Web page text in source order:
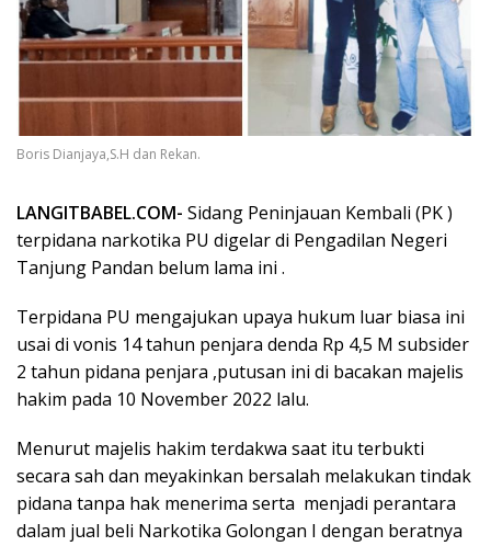
Boris Dianjaya,S.H dan Rekan.
LANGITBABEL.COM- Sidang Peninjauan Kembali (PK )
terpidana narkotika PU digelar di Pengadilan Negeri
Tanjung Pandan belum lama ini .
Terpidana PU mengajukan upaya hukum luar biasa ini
usai di vonis 14 tahun penjara denda Rp 4,5 M subsider
2 tahun pidana penjara ,putusan ini di bacakan majelis
hakim pada 10 November 2022 lalu.
Menurut majelis hakim terdakwa saat itu terbukti
secara sah dan meyakinkan bersalah melakukan tindak
pidana tanpa hak menerima serta menjadi perantara
dalam jual beli Narkotika Golongan I dengan beratnya